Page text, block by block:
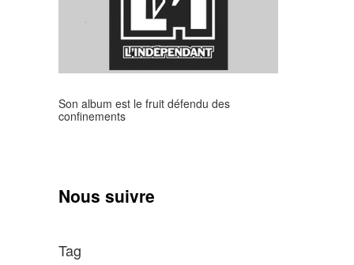
Son album est le fruit défendu des
confinements
Nous suivre
Tag